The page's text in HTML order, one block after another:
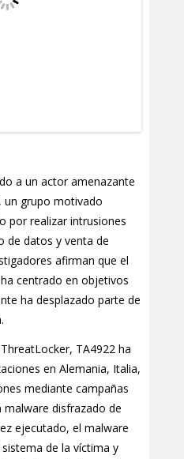
a un actor amenazante
un grupo motivado
por realizar intrusiones
de datos y venta de
afirman que el
centrado en objetivos
ha desplazado parte de
TA4922 ha
en Alemania, Italia,
mediante campañas
malware disfrazado de
ejecutado, el malware
de la víctima y